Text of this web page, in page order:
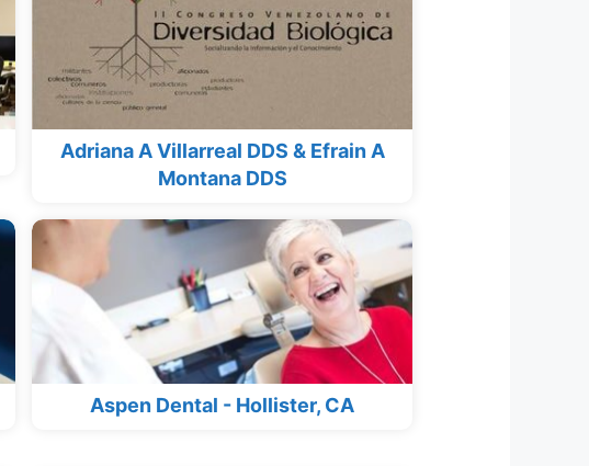
Adriana A Villarreal DDS & Efrain A
Montana DDS
Aspen Dental - Hollister, CA